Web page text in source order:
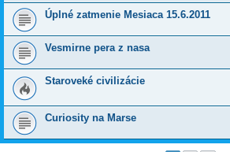
Úplné zatmenie Mesiaca 15.6.2011
Vesmirne pera z nasa
Staroveké civilizácie
Curiosity na Marse